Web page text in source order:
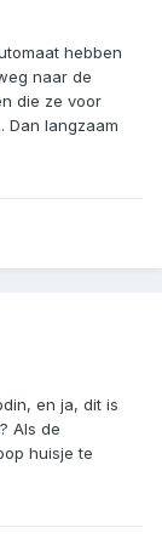
hebben
naar de
die ze voor
Dan langzaam
en ja, dit is
Als de
huisje te